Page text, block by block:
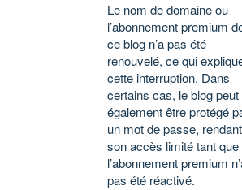
Le nom de domaine ou
l’abonnement premium
ce blog n’a pas été
renouvelé, ce qui
cette interruption. Dans
certains cas, le blog peut
également être protégé
un mot de passe, rendant
son accès limité tant que
l’abonnement premium
pas été réactivé.